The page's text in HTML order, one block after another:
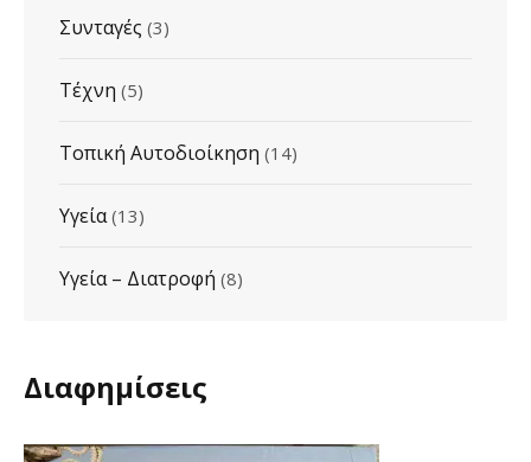
Συνταγές (3)
Τέχνη (5)
Τοπική Αυτοδιοίκηση (14)
Υγεία (13)
Υγεία – Διατροφή (8)
Διαφημίσεις